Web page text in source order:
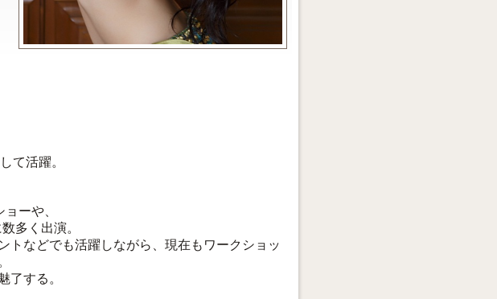
て活躍。
ーや、
多く出演。
トなどでも活躍しながら、現在もワークショッ
了する。